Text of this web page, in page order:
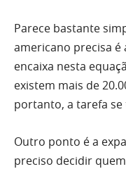
Parece bastante
americano precisa
encaixa nesta
existem mais de
portanto, a tarefa
Outro ponto é a
preciso decidir